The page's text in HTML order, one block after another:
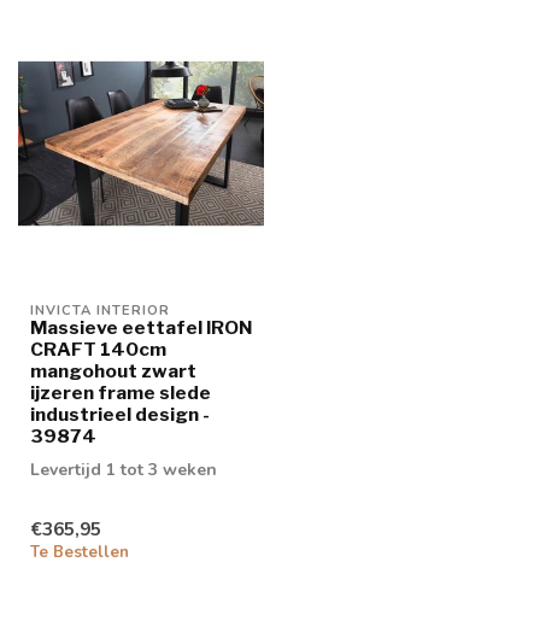
INVICTA INTERIOR
Massieve eettafel IRON
CRAFT 140cm
mangohout zwart
ijzeren frame slede
industrieel design -
39874
Levertijd 1 tot 3 weken
€365,95
Te Bestellen